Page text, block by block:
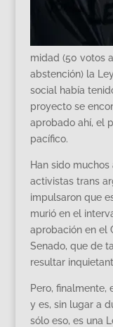
midad (50 votos
abstención) la
social había
proyecto se
aprobado ahí, el
pacífico.
Han sido
activistas trans
impulsaron que
murió en el
aprobación en el
Senado, que de
resultar
Pero, finalmente,
y es, sin lugar a
sólo eso, es una